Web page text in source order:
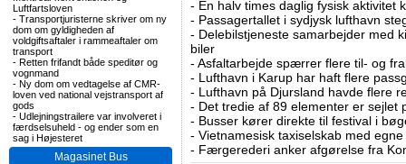
Luftfartsloven
- Transportjuristerne skriver om ny
dom om gyldigheden af
voldgiftsaftaler i rammeaftaler om
transport
- Retten frifandt både speditør og
vognmand
- Ny dom om vedtagelse af CMR-
loven ved national vejstransport af
gods
- Udlejningstrailere var involveret i
færdselsuheld - og ender som en
sag i Højesteret
Magasinet Bus
- En halv times daglig fysisk aktivitet
- Passagertallet i sydjysk lufthavn
- Delebilstjeneste samarbejder med
biler
- Asfaltarbejde spærrer flere til- og
- Lufthavn i Karup har haft flere
- Lufthavn på Djursland havde flere
- Det tredie af 89 elementer er sejlet
- Busser kører direkte til festival i
- Vietnamesisk taxiselskab med
- Færgerederi anker afgørelse fra